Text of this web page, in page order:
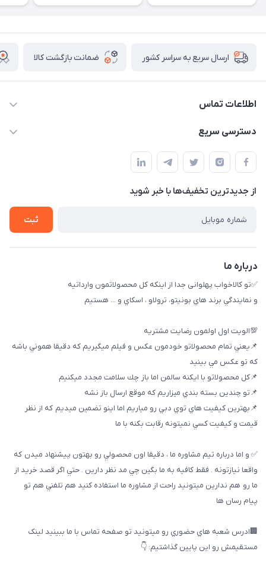
ارسال سریع به سراسر کشور ضمانت بازگشت کالا
اطلاعات تماس
09174090037
09174090035
بوشهر ، بندر ديلم، خيابان ساحلي ، بازار كويتي، روبرو شيلات
پنجمين فروشگاه كالاخواب پهلواني
دسترسی سریع
حساب کاربری
راهنماي خريد
لیست محصولات
تماس با ما
از جدید‌ترین تخفیف‌ها با‌ خبر شوید
ثبت
درباره ما
✅تو كالاخواب پهلوانى جدا از اينكه كل محصولاتمون وارداتيه
و نمايندگي برند هاي بونيتو، ترولاو ، اسكاي و ... هستيم
💯الويت اول اولمون رضايت مشتريه
📌يعني تمام محصولاتو خودمون عكس و فيلم ميگيريم كه دقيقا هموني باشه
كه تو عكس مي بينيد
📌كل محصولاتو با ايكنه سالمن اما باز چك سلامت مجدد ميكنيم
📌تو چندين بسته بندي ميزاريم كه موقع ارسال باز نشه
📌بهترين كيفيت هاي توي دبي رو مياريم اما اينو تضمين ميديم كه از نظر
قيمت و كيفيت كسي نميتونه رقابت بكنه با ما
✅ و اما درباره تيم مشاوره ما ، دقيقا اون محصولي رو بهتون پيشنهاد ميدن كه
واقعا نيازتونه . فقط كافيه به ما بگين چي مد نظر دارين . حتي اگر قصد خريد از
ما رو هم ندارين ميتونيد راحت از مشاوره ما استفاده كنيد هم تلفني هم تو
پيام رسان ها
🏢ادرس شعبه هاي حضوري رو ميتونيد تو صفحه تماس با ما ببینيد لینک
مستقیمش رو این پایین گذاشتیم: 👇